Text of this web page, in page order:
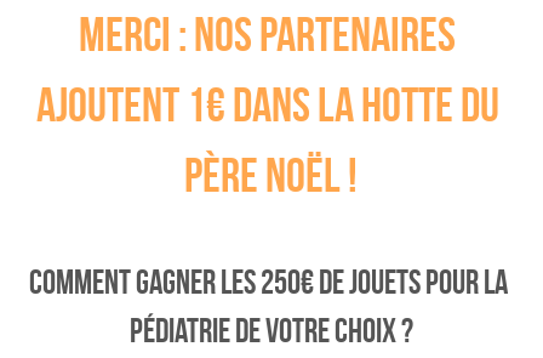
Hôpitaux bénéficiaires
Merci : nos partenaires
ajoutent 1€ dans la hotte du
père noël !
comment Gagner les 250€ de jouets pour la
pédiatrie de votre choix ?